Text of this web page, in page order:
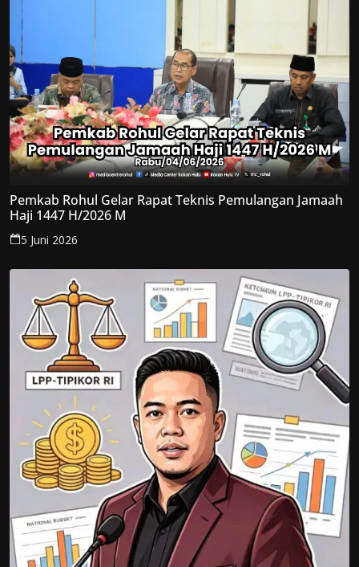
Pemkab Rohul Gelar Rapat Teknis Pemulangan Jamaah
Haji 1447 H/2026 M
5 Juni 2026